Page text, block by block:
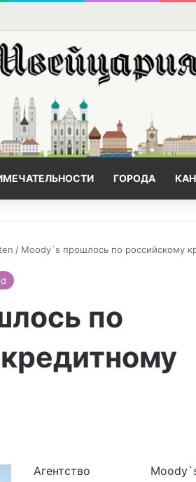
ГОРОДА
/ Moody`s прошлось по российскому
по
Агентство